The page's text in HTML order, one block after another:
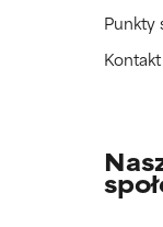
Punkty
Kontakt